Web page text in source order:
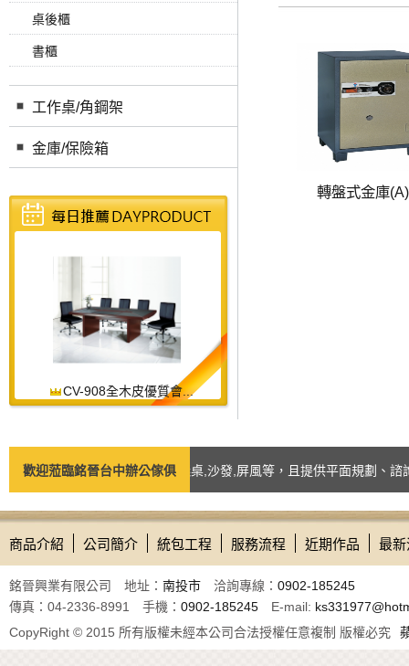
桌後櫃
書櫃
工作桌/角鋼架
金庫/保險箱
CV-908全木皮優質會...
轉盤式金庫
歡迎蒞臨銘晉台中辦公傢俱
如：台中辦公椅,辦公桌,會議桌,沙發,屏風等，且提供平面規劃、諮詢
商品介紹 公司簡介 統包工程 服務流程 近期作品 最
銘晉興業有限公司 地址： 南投市 洽詢專線： 0902-185245
傳真：04-2336-8991 手機： 0902-185245 E-mail:
CopyRight © 2015 所有版權未經本公司合法授權任意複制 版權必究